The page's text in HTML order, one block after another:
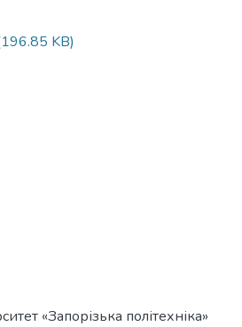
KB)
«Запорізька політехніка»